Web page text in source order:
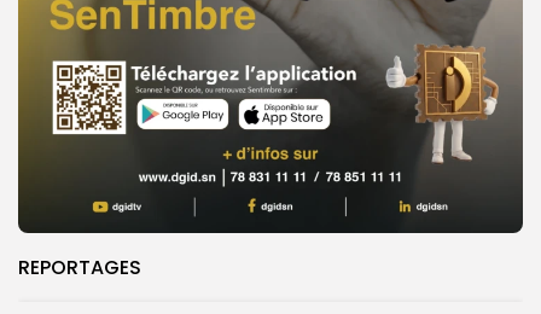
REPORTAGES